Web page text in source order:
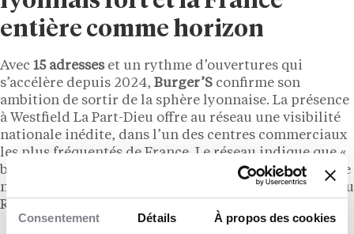
Consentement Détails À propos des cookies
entière comme horizon
Avec 15 adresseset un rythme d’ouvertures qui
s’accélère depuis 2024, Burger’S confirme son
ambition de sortir de la sphère lyonnaise. La présence
à Westfield La Part-Dieu offre au réseau une visibilité
nationale inédite, dans l’un des centres commerciaux
les plus fréquentés de France. Le réseau indique que «
beaucoup d’autres arrivent », laissant entendre que de
nombreux territoires restent disponibles en dehors du
Rhône pour les candidats à la franchise.